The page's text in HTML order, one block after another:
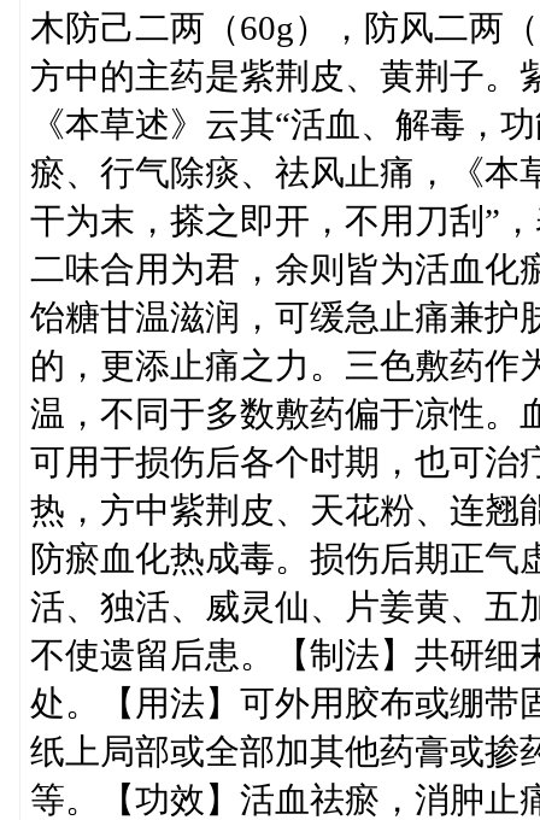
木防己二两（60g），防风二两
方中的主药是紫荆皮、黄荆子。
《本草述》云其“活血、解毒，
瘀、行气除痰、祛风止痛，《本
干为末，搽之即开，不用刀刮”
二味合用为君，余则皆为活血化
饴糖甘温滋润，可缓急止痛兼护
的，更添止痛之力。三色敷药作
温，不同于多数敷药偏于凉性。
可用于损伤后各个时期，也可治
热，方中紫荆皮、天花粉、连翘
防瘀血化热成毒。损伤后期正
活、独活、威灵仙、片姜黄、五
不使遗留后患。【制法】共研细
处。【用法】可外用胶布或绷带
纸上局部或全部加其他药膏或掺
等。【功效】活血祛瘀，消肿止